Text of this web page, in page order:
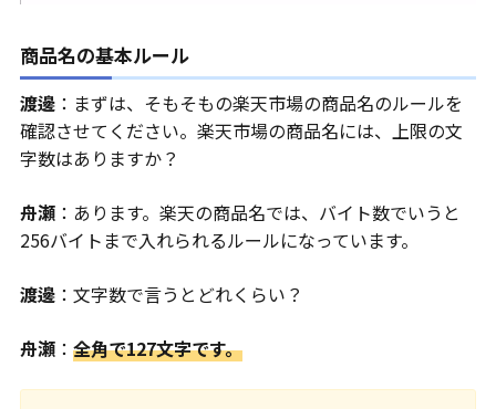
商品名の基本ルール
渡邊 ：まずは、そもそもの楽天市場の商品名のルールを
確認させてください。楽天市場の商品名には、上限の文
字数はありますか？
舟瀬 ：あります。楽天の商品名では、バイト数でいうと
256バイトまで入れられるルールになっています。
渡邊 ：文字数で言うとどれくらい？
舟瀬 ：全角で127文字です。